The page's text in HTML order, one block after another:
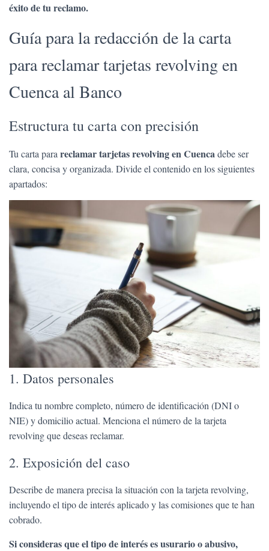
éxito de tu reclamo.
Guía para la redacción de la carta
para reclamar tarjetas revolving en
Cuenca al Banco
Estructura tu carta con precisión
Tu carta para reclamar tarjetas revolving en Cuencadebe ser
clara, concisa y organizada. Divide el contenido en los siguientes
apartados:
1. Datos personales
Indica tu nombre completo, número de identificación (DNI o
NIE) y domicilio actual. Menciona el número de la tarjeta
revolving que deseas reclamar.
2. Exposición del caso
Describe de manera precisa la situación con la tarjeta revolving,
incluyendo el tipo de interés aplicado y las comisiones que te han
cobrado.
Si consideras que el tipo de interés es usurario o abusivo,